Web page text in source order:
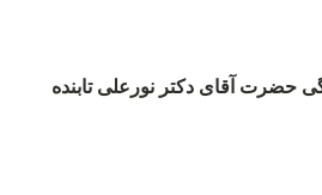
حضرت آقای دکتر نورعلی تابنده